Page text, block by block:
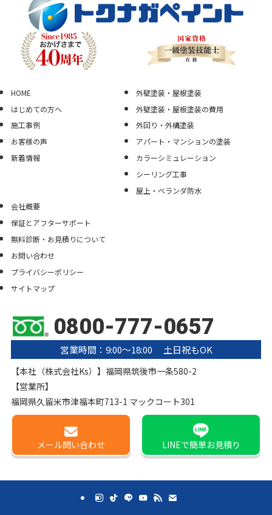
0800-777-0657
営業時間：9:00〜18:00 土日祝もOK
【本社（株式会社Ks）】福岡県筑後市一条580-2
【営業所】
福岡県久留米市津福本町713-1 マックコート301
メール問い合わせ LINEで簡単お見積り
HOME
はじめての方へ
施工事例
お客様の声
新着情報
外壁塗装・屋根塗装
外壁塗装・屋根塗装の費用
外回り・外構塗装
アパート・マンションの塗装
カラーシミュレーション
シーリング工事
屋上・ベランダ防水
会社概要
保証とアフターサポート
無料診断・お見積りについて
お問い合わせ
プライバシーポリシー
サイトマップ